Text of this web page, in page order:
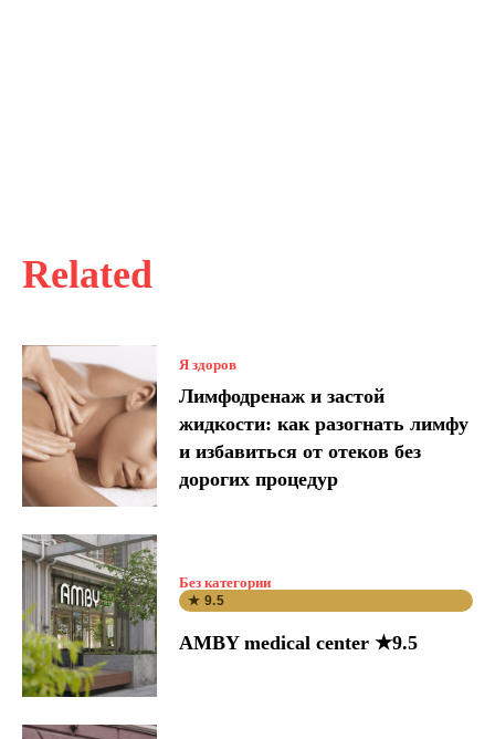
Related
Я здоров
Лимфодренаж и застой
жидкости: как разогнать лимфу
и избавиться от отеков без
дорогих процедур
Без категории
★ 9.5
AMBY medical center ★9.5